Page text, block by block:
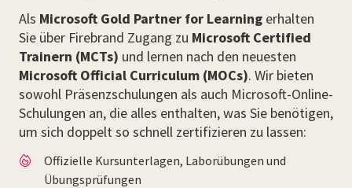
Als Microsoft Gold Partner for Learning erhalten
Sie über Firebrand Zugang zu Microsoft Certified
Trainern (MCTs) und lernen nach den neuesten
Microsoft Official Curriculum (MOCs). Wir bieten
sowohl Präsenzschulungen als auch Microsoft-Online-
Schulungen an, die alles enthalten, was Sie benötigen,
um sich doppelt so schnell zertifizieren zu lassen:
Offizielle Kursunterlagen, Laborübungen und
Übungsprüfungen